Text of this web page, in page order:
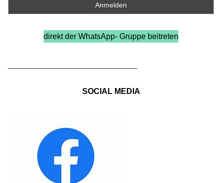
direkt der WhatsApp- Gruppe beitreten
SOCIAL MEDIA